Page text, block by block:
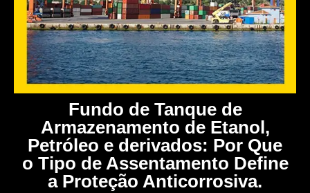
Fundo de Tanque de
Armazenamento de Etanol,
Petróleo e derivados: Por Que
o Tipo de Assentamento Define
a Proteção Anticorrosiva.